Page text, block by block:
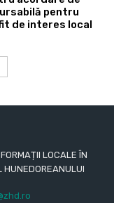
pentru
de interes local
LOCALE ÎN